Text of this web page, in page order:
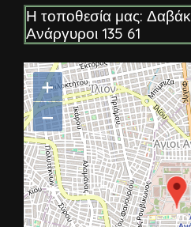
Η τοποθεσία μας:
Ανάργυροι 135 61
+
−